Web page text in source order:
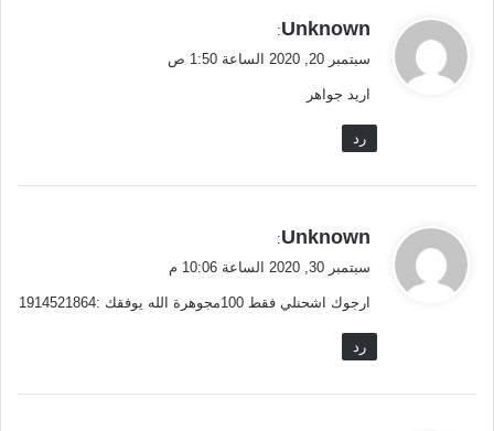
ي
ل
Unknown
:
سبتمبر 20, 2020 الساعة 1:50 ص
اريد جواهر
رد
ي
ل
Unknown
:
سبتمبر 30, 2020 الساعة 10:06 م
ارجوك اشحنلي فقط 100مجوهرة الله يوفقك :1914521864
رد